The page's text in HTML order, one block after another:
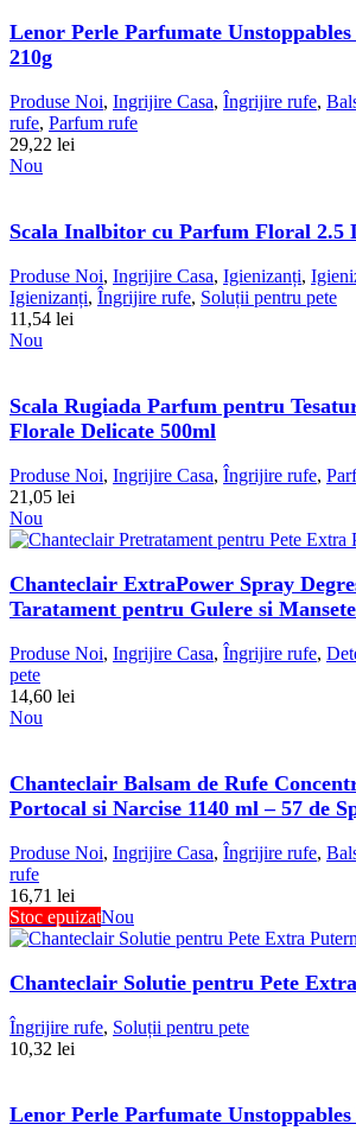
Lenor Perle Parfumate
210g
Produse Noi, Ingrijire Casa, Îngrijire rufe,
rufe, Parfum rufe
29,22 lei
Nou
Scala Inalbitor cu Parfum Floral 2.5
Produse Noi, Ingrijire Casa, Igienizanți,
Igienizanți, Îngrijire rufe, Soluții pentru pete
11,54 lei
Nou
Scala Rugiada Parfum pentru
Florale Delicate 500ml
Produse Noi, Ingrijire Casa, Îngrijire rufe,
21,05 lei
Nou
Chanteclair ExtraPower Spray
Taratament pentru Gulere si
Produse Noi, Ingrijire Casa, Îngrijire rufe,
pete
14,60 lei
Nou
Chanteclair Balsam de Rufe
Portocal si Narcise 1140 ml – 57 de
Produse Noi, Ingrijire Casa, Îngrijire rufe,
rufe
16,71 lei
Stoc epuizatNou
Chanteclair Solutie pentru Pete
Îngrijire rufe, Soluții pentru pete
10,32 lei
Lenor Perle Parfumate Unstoppables